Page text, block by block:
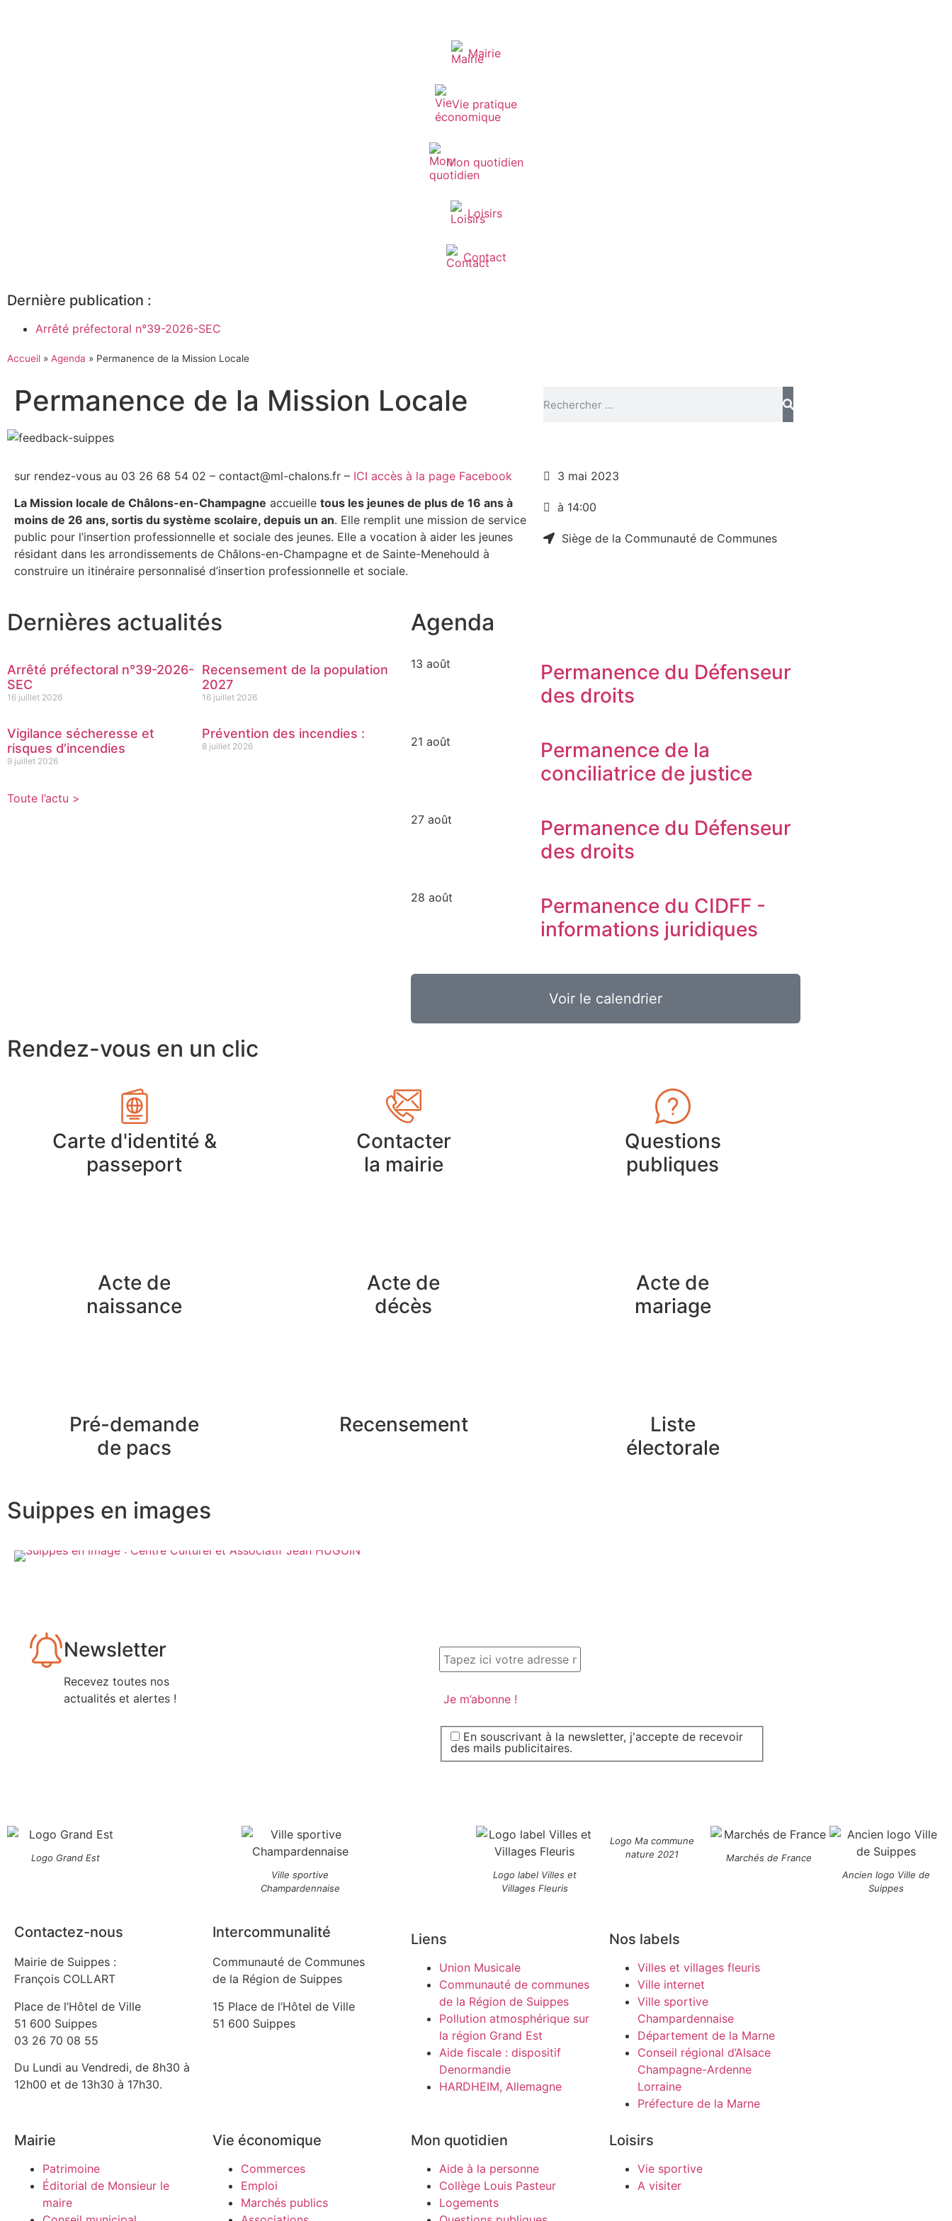
Mairie
Vie pratique
Mon quotidien
Loisirs
Contact
Dernière publication :
Arrêté préfectoral n°39-2026-SEC
Accueil » Agenda » Permanence de la Mission Locale
Permanence de la Mission Locale
sur rendez-vous au 03 26 68 54 02 – contact@ml-chalons.fr – ICI accès à la page Facebook
La Mission locale de Châlons-en-Champagne accueille tous les jeunes de plus de 16 ans à
moins de 26 ans, sortis du système scolaire, depuis un an. Elle remplit une mission de service
public pour l’insertion professionnelle et sociale des jeunes. Elle a vocation à aider les jeunes
résidant dans les arrondissements de Châlons-en-Champagne et de Sainte-Menehould à
construire un itinéraire personnalisé d’insertion professionnelle et sociale.
3 mai 2023
à 14:00
Siège de la Communauté de Communes
Dernières actualités
Arrêté préfectoral n°39-2026-
SEC
16 juillet 2026
Recensement de la population
2027
16 juillet 2026
Vigilance sécheresse et
risques d’incendies
9 juillet 2026
Prévention des incendies :
8 juillet 2026
Toute l’actu >
Agenda
13 août
Permanence du Défenseur
des droits
21 août
Permanence de la
conciliatrice de justice
27 août
Permanence du Défenseur
des droits
28 août
Permanence du CIDFF -
informations juridiques
Voir le calendrier
Rendez-vous en un clic
Carte d'identité &
passeport
Contacter
la mairie
Questions
publiques
Acte de
naissance
Acte de
décès
Acte de
mariage
Pré-demande
de pacs
Recensement
Liste
électorale
Suippes en images
Newsletter
Recevez toutes nos
actualités et alertes !
En souscrivant à la newsletter, j'accepte de recevoir
des mails publicitaires.
Logo Grand Est
Ville sportive
Champardennaise
Logo label Villes et
Villages Fleuris
Logo Ma commune
nature 2021
Marchés de France
Ancien logo Ville de
Suippes
Contactez-nous
Mairie de Suippes :
François COLLART
Place de l’Hôtel de Ville
51 600 Suippes
03 26 70 08 55
Du Lundi au Vendredi, de 8h30 à
12h00 et de 13h30 à 17h30.
Intercommunalité
Communauté de Communes
de la Région de Suippes
15 Place de l’Hôtel de Ville
51 600 Suippes
Liens
Union Musicale
Communauté de communes
de la Région de Suippes
Pollution atmosphérique sur
la région Grand Est
Aide fiscale : dispositif
Denormandie
HARDHEIM, Allemagne
Nos labels
Villes et villages fleuris
Ville internet
Ville sportive
Champardennaise
Département de la Marne
Conseil régional d’Alsace
Champagne-Ardenne
Lorraine
Préfecture de la Marne
Mairie
Patrimoine
Éditorial de Monsieur le
maire
Vie économique
Commerces
Emploi
Marchés publics
Mon quotidien
Aide à la personne
Collège Louis Pasteur
Logements
Loisirs
Vie sportive
A visiter